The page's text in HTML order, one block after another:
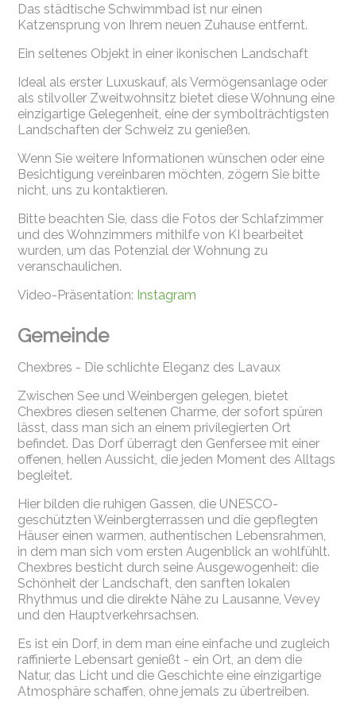
Das städtische Schwimmbad ist nur einen
Katzensprung von Ihrem neuen Zuhause entfernt.
Ein seltenes Objekt in einer ikonischen Landschaft
Ideal als erster Luxuskauf, als Vermögensanlage oder
als stilvoller Zweitwohnsitz bietet diese Wohnung eine
einzigartige Gelegenheit, eine der symbolträchtigsten
Landschaften der Schweiz zu genießen.
Wenn Sie weitere Informationen wünschen oder eine
Besichtigung vereinbaren möchten, zögern Sie bitte
nicht, uns zu kontaktieren.
Bitte beachten Sie, dass die Fotos der Schlafzimmer
und des Wohnzimmers mithilfe von KI bearbeitet
wurden, um das Potenzial der Wohnung zu
veranschaulichen.
Video-Präsentation: Instagram
Gemeinde
Chexbres - Die schlichte Eleganz des Lavaux
Zwischen See und Weinbergen gelegen, bietet
Chexbres diesen seltenen Charme, der sofort spüren
lässt, dass man sich an einem privilegierten Ort
befindet. Das Dorf überragt den Genfersee mit einer
offenen, hellen Aussicht, die jeden Moment des Alltags
begleitet.
Hier bilden die ruhigen Gassen, die UNESCO-
geschützten Weinbergterrassen und die gepflegten
Häuser einen warmen, authentischen Lebensrahmen,
in dem man sich vom ersten Augenblick an wohlfühlt.
Chexbres besticht durch seine Ausgewogenheit: die
Schönheit der Landschaft, den sanften lokalen
Rhythmus und die direkte Nähe zu Lausanne, Vevey
und den Hauptverkehrsachsen.
Es ist ein Dorf, in dem man eine einfache und zugleich
raffinierte Lebensart genießt - ein Ort, an dem die
Natur, das Licht und die Geschichte eine einzigartige
Atmosphäre schaffen, ohne jemals zu übertreiben.